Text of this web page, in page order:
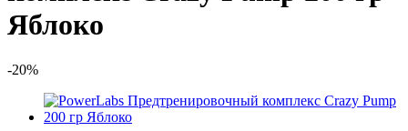
Яблоко
-20%